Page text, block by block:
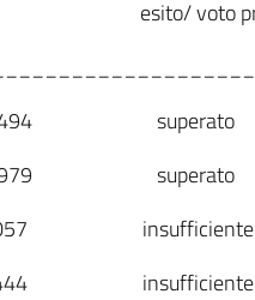
esito/ voto
superato
superato
insufficiente
insufficiente